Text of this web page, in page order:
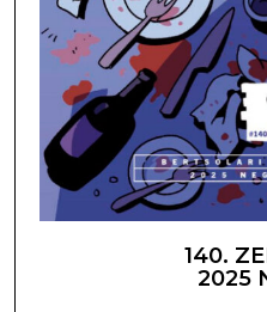
140.
2025